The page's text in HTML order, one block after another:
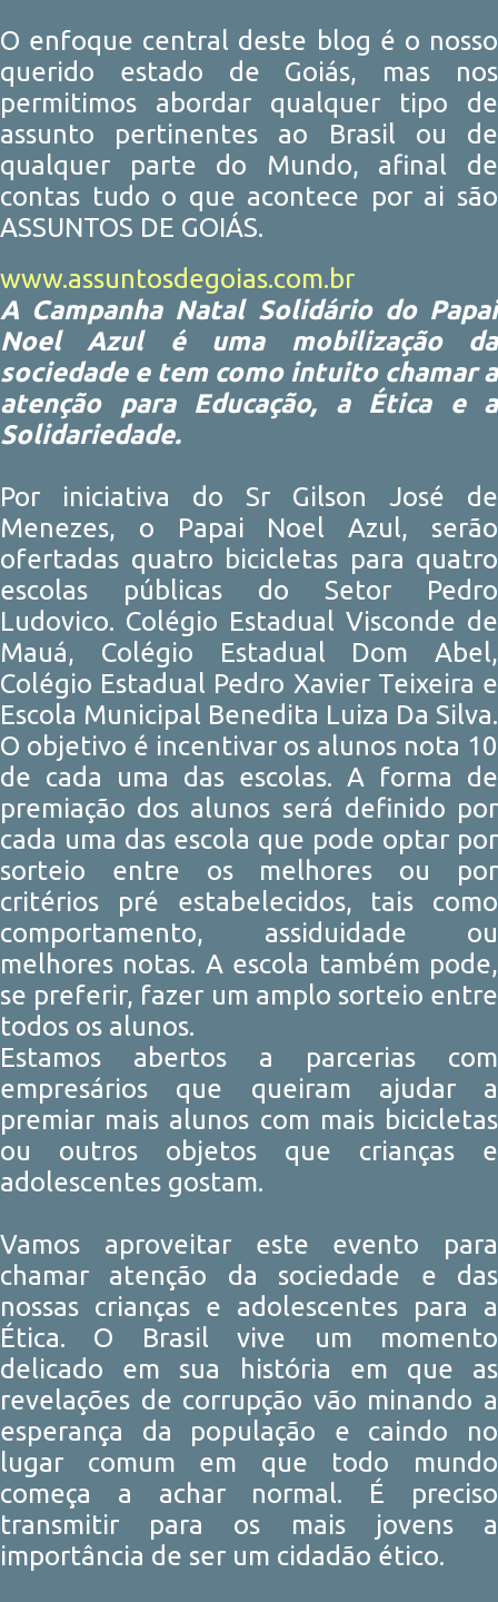
O enfoque central deste blog é o nosso
querido estado de Goiás, mas nos
permitimos abordar qualquer tipo de
assunto pertinentes ao Brasil ou de
qualquer parte do Mundo, afinal de
contas tudo o que acontece por ai são
ASSUNTOS DE GOIÁS.
www.assuntosdegoias.com.br
A Campanha Natal Solidário do Papai
Noel Azul é uma mobilização da
sociedade e tem como intuito chamar a
atenção para Educação, a Ética e a
Solidariedade.
Por iniciativa do Sr Gilson José de
Menezes, o Papai Noel Azul, serão
ofertadas quatro bicicletas para quatro
escolas públicas do Setor Pedro
Ludovico. Colégio Estadual Visconde de
Mauá, Colégio Estadual Dom Abel,
Colégio Estadual Pedro Xavier Teixeira e
Escola Municipal Benedita Luiza Da Silva.
O objetivo é incentivar os alunos nota 10
de cada uma das escolas. A forma de
premiação dos alunos será definido por
cada uma das escola que pode optar por
sorteio entre os melhores ou por
critérios pré estabelecidos, tais como
comportamento, assiduidade ou
melhores notas. A escola também pode,
se preferir, fazer um amplo sorteio entre
todos os alunos.
Estamos abertos a parcerias com
empresários que queiram ajudar a
premiar mais alunos com mais bicicletas
ou outros objetos que crianças e
adolescentes gostam.
Vamos aproveitar este evento para
chamar atenção da sociedade e das
nossas crianças e adolescentes para a
Ética. O Brasil vive um momento
delicado em sua história em que as
revelações de corrupção vão minando a
esperança da população e caindo no
lugar comum em que todo mundo
começa a achar normal. É preciso
transmitir para os mais jovens a
importância de ser um cidadão ético.